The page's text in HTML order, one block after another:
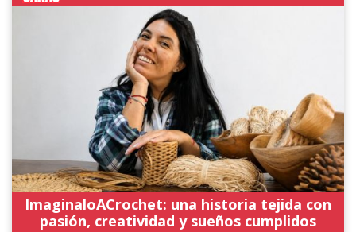
ImaginaloACrochet: una historia tejida con
pasión, creatividad y sueños cumplidos